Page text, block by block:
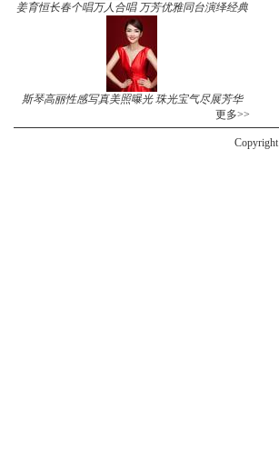
姜育恒长春个唱万人合唱 万芳优雅同台演绎经典
斯琴高丽性感写真美照曝光 珠光宝气尽展芳华
更多>>
Copyright